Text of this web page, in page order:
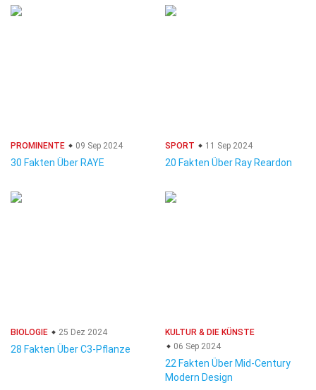
PROMINENTE 09 Sep 2024
30 Fakten Über RAYE
SPORT 11 Sep 2024
20 Fakten Über Ray Reardon
BIOLOGIE 25 Dez 2024
28 Fakten Über C3-Pflanze
KULTUR & DIE KÜNSTE
06 Sep 2024
22 Fakten Über Mid-Century
Modern Design